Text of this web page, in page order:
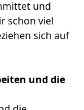
und
schon viel
sich auf
und die